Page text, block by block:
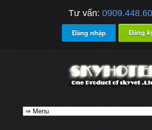
Tư vấn:
Đăng nhập Đăng